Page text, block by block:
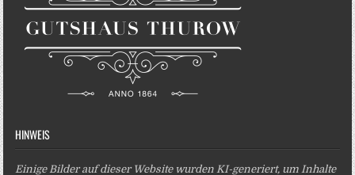
HINWEIS
Einige Bilder auf dieser Website wurden KI-generiert, um Inhalte